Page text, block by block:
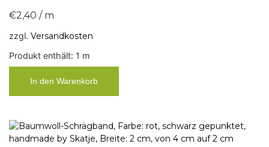
€2,40 / m
zzgl. Versandkosten
Produkt enthält: 1 m
In den Warenkorb